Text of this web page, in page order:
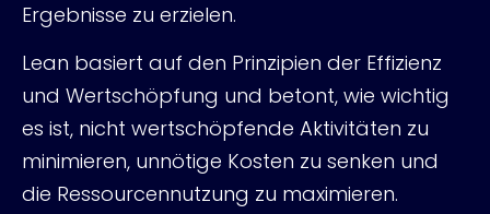
Ergebnisse zu erzielen.
Lean basiert auf den Prinzipien der Effizienz
und Wertschöpfung und betont, wie wichtig
es ist, nicht wertschöpfende Aktivitäten zu
minimieren, unnötige Kosten zu senken und
die Ressourcennutzung zu maximieren.